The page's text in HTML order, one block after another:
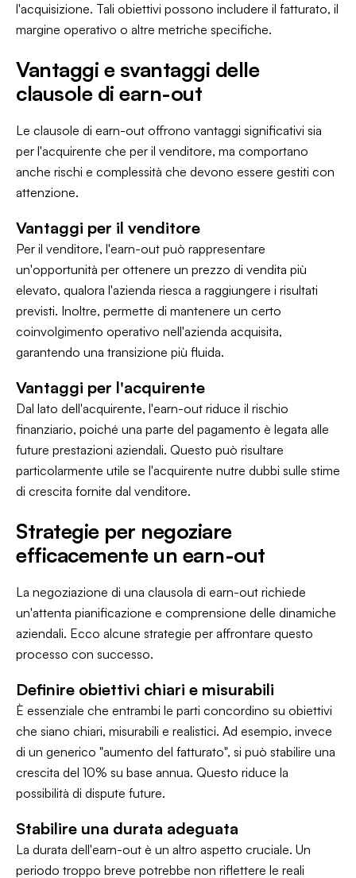
l'acquisizione. Tali obiettivi possono includere il fatturato, il
margine operativo o altre metriche specifiche.
Vantaggi e svantaggi delle
clausole di earn-out
Le clausole di earn-out offrono vantaggi significativi sia
per l'acquirente che per il venditore, ma comportano
anche rischi e complessità che devono essere gestiti con
attenzione.
Vantaggi per il venditore
Per il venditore, l'earn-out può rappresentare
un'opportunità per ottenere un prezzo di vendita più
elevato, qualora l'azienda riesca a raggiungere i risultati
previsti. Inoltre, permette di mantenere un certo
coinvolgimento operativo nell'azienda acquisita,
garantendo una transizione più fluida.
Vantaggi per l'acquirente
Dal lato dell'acquirente, l'earn-out riduce il rischio
finanziario, poiché una parte del pagamento è legata alle
future prestazioni aziendali. Questo può risultare
particolarmente utile se l'acquirente nutre dubbi sulle stime
di crescita fornite dal venditore.
Strategie per negoziare
efficacemente un earn-out
La negoziazione di una clausola di earn-out richiede
un'attenta pianificazione e comprensione delle dinamiche
aziendali. Ecco alcune strategie per affrontare questo
processo con successo.
Definire obiettivi chiari e misurabili
È essenziale che entrambi le parti concordino su obiettivi
che siano chiari, misurabili e realistici. Ad esempio, invece
di un generico "aumento del fatturato", si può stabilire una
crescita del 10% su base annua. Questo riduce la
possibilità di dispute future.
Stabilire una durata adeguata
La durata dell'earn-out è un altro aspetto cruciale. Un
periodo troppo breve potrebbe non riflettere le reali